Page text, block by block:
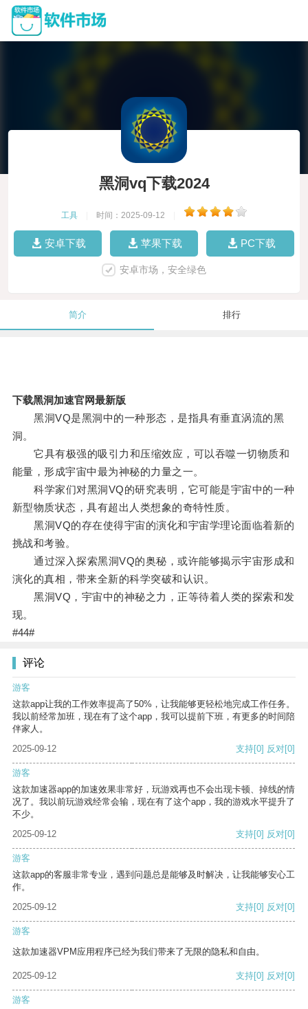
黑洞vq下载2024
工具 时间：2025-09-12
安卓下载 苹果下载 PC下载
安卓市场，安全绿色
简介 排行
下载黑洞加速官网最新版
黑洞VQ是黑洞中的一种形态，是指具有垂直涡流的黑
洞。
它具有极强的吸引力和压缩效应，可以吞噬一切物质和
能量，形成宇宙中最为神秘的力量之一。
科学家们对黑洞VQ的研究表明，它可能是宇宙中的一种
新型物质状态，具有超出人类想象的奇特性质。
黑洞VQ的存在使得宇宙的演化和宇宙学理论面临着新的
挑战和考验。
通过深入探索黑洞VQ的奥秘，或许能够揭示宇宙形成和
演化的真相，带来全新的科学突破和认识。
黑洞VQ，宇宙中的神秘之力，正等待着人类的探索和发
现。
#44#
评论
游客
这款app让我的工作效率提高了50%，让我能够更轻松地完成工作任务。
我以前经常加班，现在有了这个app，我可以提前下班，有更多的时间陪
伴家人。
2025-09-12
支持[0] 反对[0]
游客
这款加速器app的加速效果非常好，玩游戏再也不会出现卡顿、掉线的情
况了。我以前玩游戏经常会输，现在有了这个app，我的游戏水平提升了
不少。
2025-09-12
支持[0] 反对[0]
游客
这款app的客服非常专业，遇到问题总是能够及时解决，让我能够安心工
作。
2025-09-12
支持[0] 反对[0]
游客
这款加速器VPM应用程序已经为我们带来了无限的隐私和自由。
2025-09-12 支持[0] 反对[0]
游客